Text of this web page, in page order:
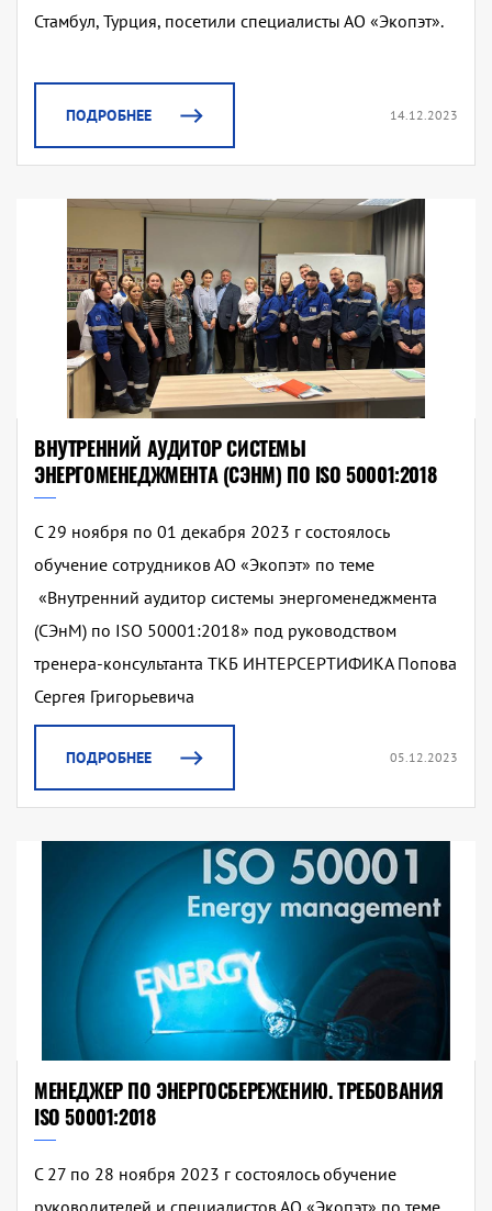
Стамбул, Турция, посетили специалисты АО «Экопэт».
ПОДРОБНЕЕ 14.12.2023
ВНУТРЕННИЙ АУДИТОР СИСТЕМЫ
ЭНЕРГОМЕНЕДЖМЕНТА (СЭНМ) ПО ISO 50001:2018
С 29 ноября по 01 декабря 2023 г состоялось
обучение сотрудников АО «Экопэт» по теме
«Внутренний аудитор системы энергоменеджмента
(СЭнМ) по ISO 50001:2018» под руководством
тренера-консультанта ТКБ ИНТЕРСЕРТИФИКА Попова
Сергея Григорьевича
ПОДРОБНЕЕ 05.12.2023
МЕНЕДЖЕР ПО ЭНЕРГОСБЕРЕЖЕНИЮ. ТРЕБОВАНИЯ
ISO 50001:2018
С 27 по 28 ноября 2023 г состоялось обучение
руководителей и специалистов АО «Экопэт» по теме